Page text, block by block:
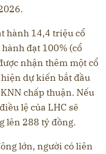
hành 14,4 triệu cổ
đạt 100% (cổ
nhận thêm một cổ
dự kiến bắt đầu
chấp thuận. Nếu
lệ của LHC sẽ
lên 288 tỷ đồng.
lớn, người có liên